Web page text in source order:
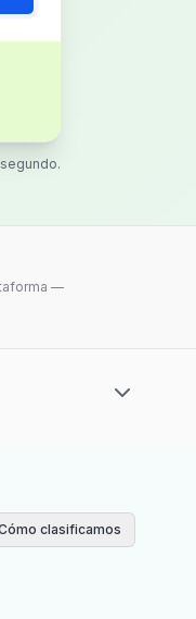
—
clasificamos